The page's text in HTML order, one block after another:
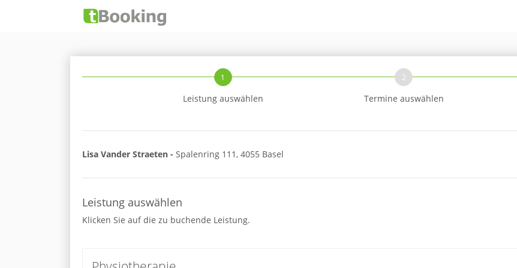
1
Leistung auswählen
2
Termine auswählen
Lisa Vander Straeten - Spalenring 111, 4055 Basel
Leistung auswählen
Klicken Sie auf die zu buchende Leistung.